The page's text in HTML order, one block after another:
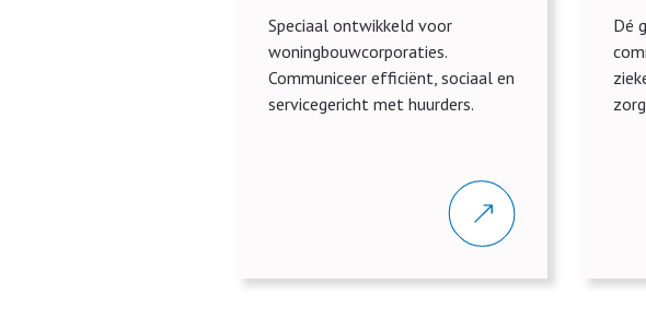
Speciaal ontwikkeld voor
woningbouwcorporaties.
Communiceer efficiënt, sociaal en
servicegericht met huurders.
Dé